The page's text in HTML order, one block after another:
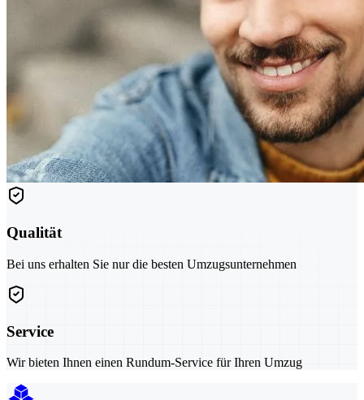
Qualität
Bei uns erhalten Sie nur die besten Umzugsunternehmen
Service
Wir bieten Ihnen einen Rundum-Service für Ihren Umzug